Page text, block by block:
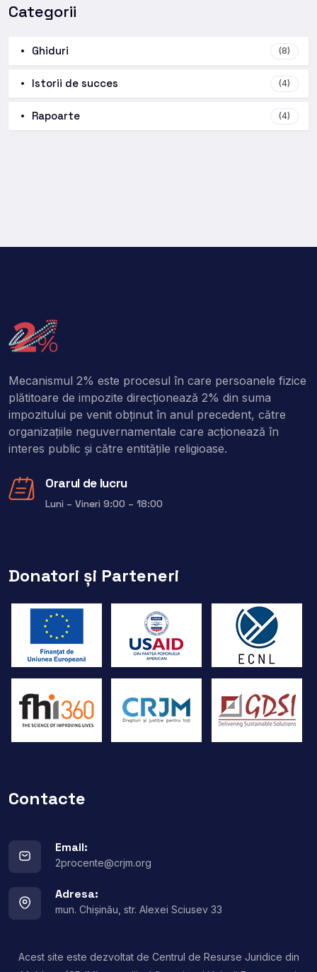
Categorii
Ghiduri (8)
Istorii de succes (4)
Rapoarte (4)
Mecanismul 2% este procesul în care persoanele fizice
plătitoare de impozite direcţionează 2% din suma
impozitului pe venit obţinut în anul precedent, către
organizaţiile neguvernamentale care acţionează în
interes public şi către entitățile religioase.
Orarul de lucru
Luni – Vineri 9:00 – 18:00
Donatori și Parteneri
Contacte
Email:
2procente@crjm.org
Adresa:
mun. Chișinău, str. Alexei Sciusev 33
Acest site este dezvoltat de Centrul de Resurse Juridice din